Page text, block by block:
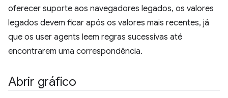
oferecer suporte aos navegadores legados, os valores
legados devem ficar após os valores mais recentes, já
que os user agents leem regras sucessivas até
encontrarem uma correspondência.
Abrir gráfico